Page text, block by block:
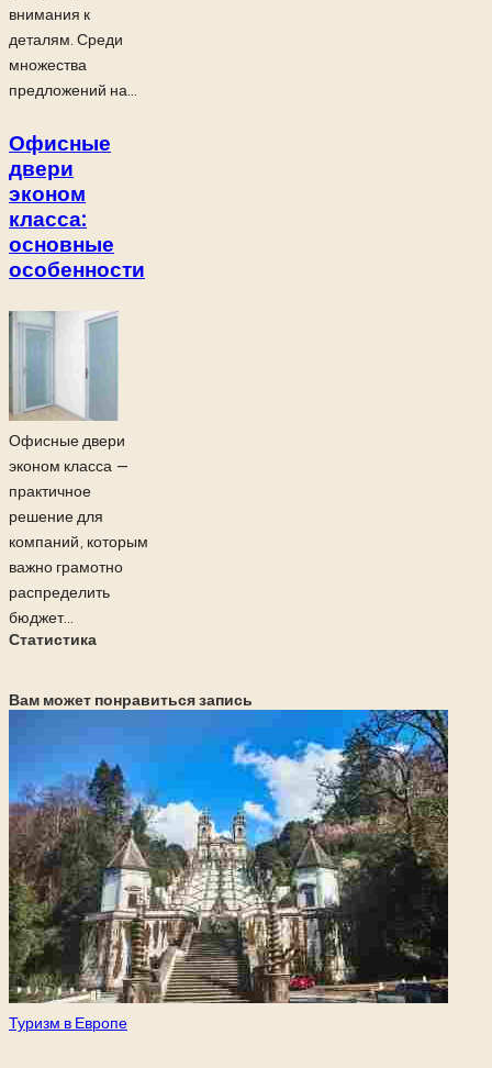
внимания к
деталям. Среди
множества
предложений на...
Офисные
двери
эконом
класса:
основные
особенности
Офисные двери
эконом класса —
практичное
решение для
компаний, которым
важно грамотно
распределить
бюджет...
Статистика
Вам может понравиться запись
Опубликовано
Туризм в Европе